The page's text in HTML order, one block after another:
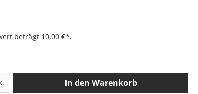
von 4.93 von 5 Sternen
beträgt 10,00 €*.
Gib den gewünschten Wert
In den Warenkorb